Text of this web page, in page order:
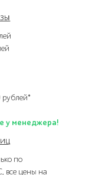
у менеджера!
по
все цены на